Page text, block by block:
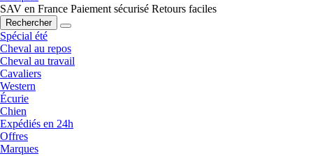
SAV en France Paiement sécurisé Retours faciles
Rechercher
Spécial été
Cheval au repos
Cheval au travail
Cavaliers
Western
Écurie
Chien
Expédiés en 24h
Offres
Marques